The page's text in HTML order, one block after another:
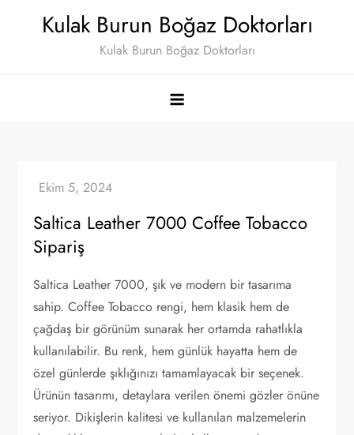
Kulak Burun Boğaz Doktorları
Kulak Burun Boğaz Doktorları
Saltica Leather 7000 Coffee Tobacco
Sipariş
Saltica Leather 7000, şık ve modern bir tasarıma
sahip. Coffee Tobacco rengi, hem klasik hem de
çağdaş bir görünüm sunarak her ortamda rahatlıkla
kullanılabilir. Bu renk, hem günlük hayatta hem de
özel günlerde şıklığınızı tamamlayacak bir seçenek.
Ürünün tasarımı, detaylara verilen önemi gözler önüne
seriyor. Dikişlerin kalitesi ve kullanılan malzemelerin